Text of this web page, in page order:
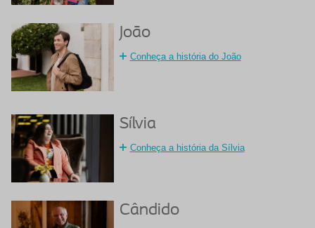
João
Conheça a história do João
Sílvia
Conheça a história da Sílvia
Cândido